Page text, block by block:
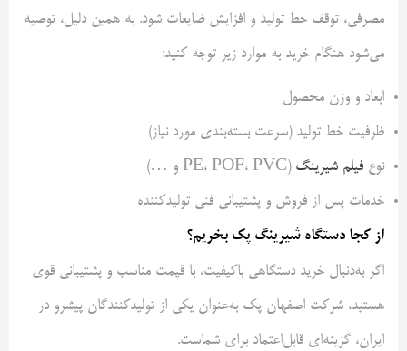
مصرفی، توقف خط تولید و افزایش ضایعات شود. به همین دلیل، توصیه
می‌شود هنگام خرید به موارد زیر توجه کنید:
ابعاد و وزن محصول
ظرفیت خط تولید (سرعت بسته‌بندی مورد نیاز)
نوع فیلم شیرینگ (PE، POF، PVC و …)
خدمات پس از فروش و پشتیبانی فنی تولیدکننده
از کجا دستگاه شیرینگ پک بخریم؟
اگر به‌دنبال خرید دستگاهی باکیفیت، با قیمت مناسب و پشتیبانی قوی
هستید، شرکت اصفهان پک به‌عنوان یکی از تولیدکنندگان پیشرو در
ایران، گزینه‌ای قابل‌اعتماد برای شماست.